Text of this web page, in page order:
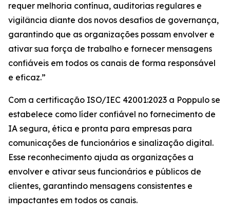
requer melhoria contínua, auditorias regulares e
vigilância diante dos novos desafios de governança,
garantindo que as organizações possam envolver e
ativar sua força de trabalho e fornecer mensagens
confiáveis em todos os canais de forma responsável
e eficaz.”
Com a certificação ISO/IEC 42001:2023 a Poppulo se
estabelece como líder confiável no fornecimento de
IA segura, ética e pronta para empresas para
comunicações de funcionários e sinalização digital.
Esse reconhecimento ajuda as organizações a
envolver e ativar seus funcionários e públicos de
clientes, garantindo mensagens consistentes e
impactantes em todos os canais.